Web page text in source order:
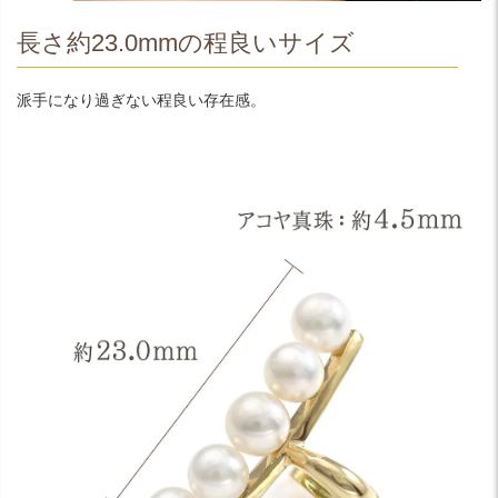
長さ約23.0mmの程良いサイズ
派手になり過ぎない程良い存在感。